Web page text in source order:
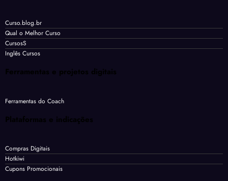
Curso.blog.br
Qual o Melhor Curso
CursosS
Inglês Cursos
Ferramentas e projetos digitais
Ferramentas do Coach
Plataformas e indicações
Compras Digitais
Hotkiwi
Cupons Promocionais